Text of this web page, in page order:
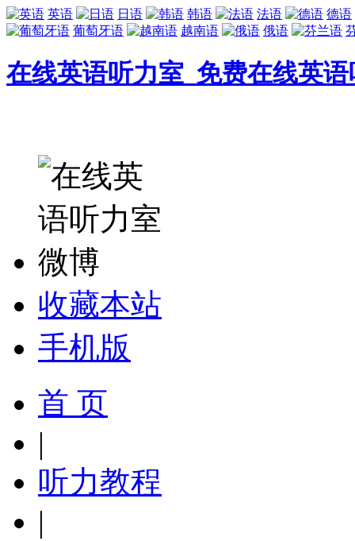
英语 日语 韩语 法语
德语
葡萄牙语
越南语 俄语
在线英语听力室_免费在线英
收藏本站
手机版
首 页
|
听力教程
|